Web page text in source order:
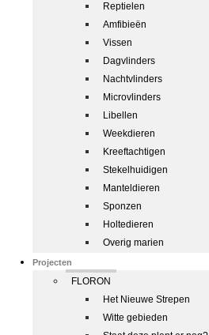
Reptielen
Amfibieën
Vissen
Dagvlinders
Nachtvlinders
Microvlinders
Libellen
Weekdieren
Kreeftachtigen
Stekelhuidigen
Manteldieren
Sponzen
Holtedieren
Overig marien
Projecten
FLORON
Het Nieuwe Strepen
Witte gebieden